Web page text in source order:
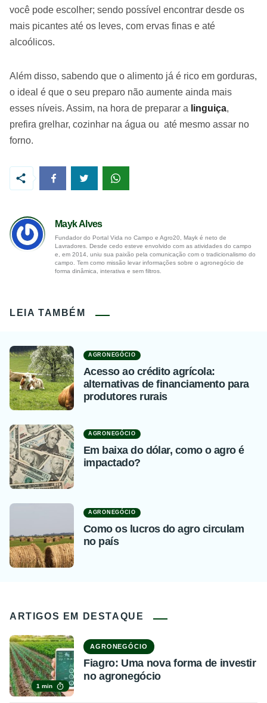
você pode escolher; sendo possível encontrar desde os
mais picantes até os leves, com ervas finas e até
alcoólicos.
Além disso, sabendo que o alimento já é rico em gorduras,
o ideal é que o seu preparo não aumente ainda mais
esses níveis. Assim, na hora de preparar a linguiça,
prefira grelhar, cozinhar na água ou até mesmo assar no
forno.
Mayk Alves
Fundador do Portal Vida no Campo e Agro20, Mayk é neto de
Lavradores. Desde cedo esteve envolvido com as atividades do campo
e, em 2014, uniu sua paixão pela comunicação com o tradicionalismo do
campo. Tem como missão levar informações sobre o agronegócio de
forma dinâmica, interativa e sem filtros.
LEIA TAMBÉM
AGRONEGÓCIO
Acesso ao crédito agrícola:
alternativas de financiamento para
produtores rurais
AGRONEGÓCIO
Em baixa do dólar, como o agro é
impactado?
AGRONEGÓCIO
Como os lucros do agro circulam
no país
ARTIGOS EM DESTAQUE
1 min
AGRONEGÓCIO
Fiagro: Uma nova forma de investir
no agronegócio